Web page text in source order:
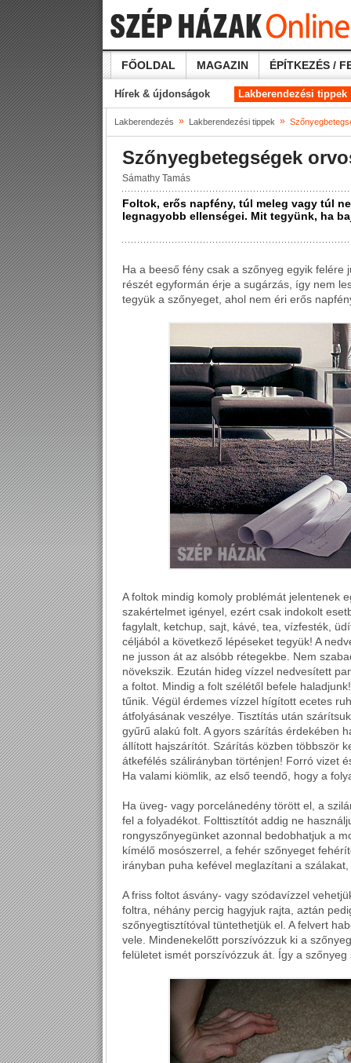
FŐOLDAL MAGAZIN ÉPÍTKEZÉS /
Hírek & újdonságok Lakberendezési tippek
Lakberendezés » Lakberendezési tippek »
Szőnyegbetegségek
Sámathy Tamás
Foltok, erős napfény, túl meleg vagy túl
legnagyobb ellenségei. Mit tegyünk, ha
Ha a beeső fény csak a szőnyeg egyik
részét egyformán érje a sugárzás, így nem
tegyük a szőnyeget, ahol nem éri erős
A foltok mindig komoly problémát jelentenek
szakértelmet igényel, ezért csak indokolt
fagylalt, ketchup, sajt, kávé, tea, vízfesték,
céljából a következő lépéseket tegyük! A
ne jusson át az alsóbb rétegekbe. Nem
növekszik. Ezután hideg vízzel nedvesített
a foltot. Mindig a folt szélétől befele
tűnik. Végül érdemes vízzel hígított ecetes
átfolyásának veszélye. Tisztítás után
gyűrű alakú folt. A gyors szárítás érdekében
állított hajszárítót. Szárítás közben többször
átkefélés szálirányban történjen! Forró vizet
Ha valami kiömlik, az első teendő, hogy a
Ha üveg- vagy porcelánedény törött el, a
fel a folyadékot. Folttisztítót addig ne
rongyszőnyegünket azonnal bedobhatjuk a
kímélő mosószerrel, a fehér szőnyeget
irányban puha kefével meglazítani a
A friss foltot ásvány- vagy szódavízzel
foltra, néhány percig hagyjuk rajta, aztán
szőnyegtisztítóval tüntethetjük el. A felvert
vele. Mindenekelőtt porszívózzuk ki a
felületet ismét porszívózzuk át. Így a